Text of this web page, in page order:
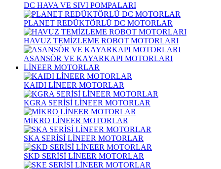
DC HAVA VE SIVI POMPALARI
PLANET REDÜKTÖRLÜ DC MOTORLAR
HAVUZ TEMİZLEME ROBOT MOTORLARI
ASANSÖR VE KAYARKAPI MOTORLARI
LİNEER MOTORLAR
KAIDI LİNEER MOTORLAR
KGRA SERİSİ LİNEER MOTORLAR
MİKRO LİNEER MOTORLAR
SKA SERİSİ LİNEER MOTORLAR
SKD SERİSİ LİNEER MOTORLAR